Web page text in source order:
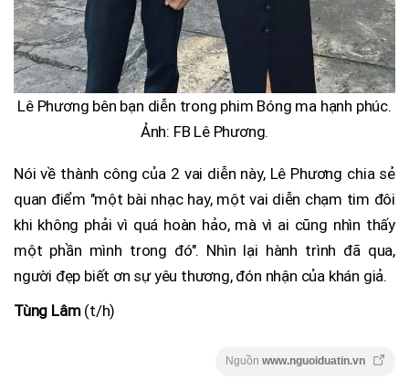
Lê Phương bên bạn diễn trong phim Bóng ma hạnh phúc.
Ảnh: FB Lê Phương.
Nói về thành công của 2 vai diễn này, Lê Phương chia sẻ
quan điểm "một bài nhạc hay, một vai diễn chạm tim đôi
khi không phải vì quá hoàn hảo, mà vì ai cũng nhìn thấy
một phần mình trong đó". Nhìn lại hành trình đã qua,
người đẹp biết ơn sự yêu thương, đón nhận của khán giả.
Tùng Lâm(t/h)
Nguồn www.nguoiduatin.vn